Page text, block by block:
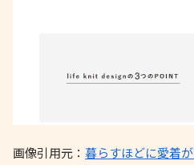
画像引用元： 暮らすほどに愛着